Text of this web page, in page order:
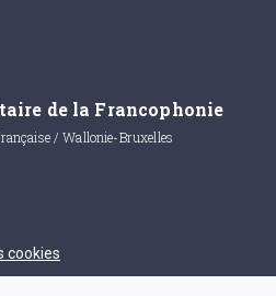
de la Francophonie
/ Wallonie-Bruxelles
cookies